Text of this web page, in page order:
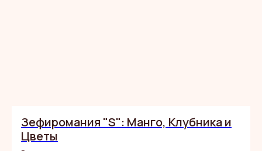
Зефиромания "S": Манго, Клубника и
Цветы